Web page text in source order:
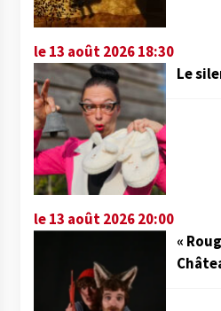
le 13 août 2026 18:30
Le
le 13 août 2026 20:00
«